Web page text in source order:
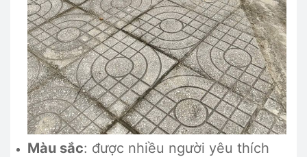
Màu sắc: được nhiều người yêu thích